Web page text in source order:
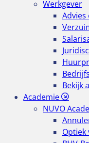
Werkgever
Bekijk
Academie
NUVO
Optiek